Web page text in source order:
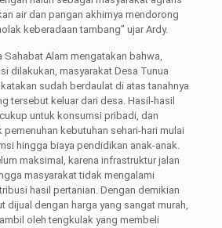
air dan pangan akhirnya mendorong
keberadaan tambang” ujar Ardy.
Sahabat Alam mengatakan bahwa,
dilakukan, masyarakat Desa Tunua
sudah berdaulat di atas tanahnya
tersebut keluar dari desa. Hasil-hasil
untuk konsumsi pribadi, dan
pemenuhan kebutuhan sehari-hari mulai
hingga biaya pendidikan anak-anak.
maksimal, karena infrastruktur jalan
masyarakat tidak mengalami
hasil pertanian. Dengan demikian
dijual dengan harga yang sangat murah,
oleh tengkulak yang membeli